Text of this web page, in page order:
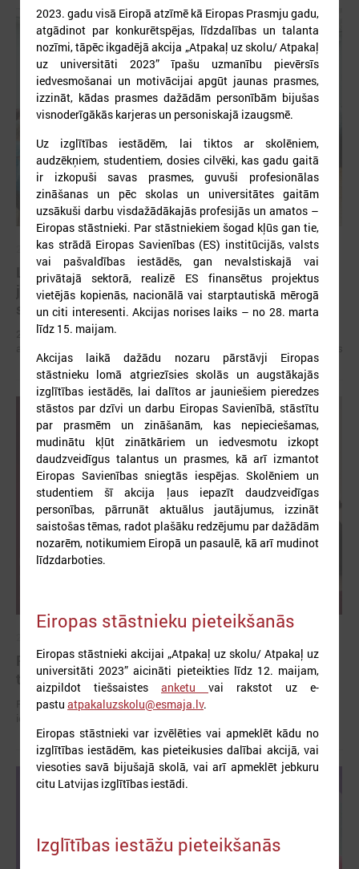
2026. gada 03. jūlijs
LPS un IZM vienojas turpināt darbu pie jaunatnes
jomas profesionālās attīstības un cilvēkresursu
stiprināšanas
2026. gada 29. jūnijā LPS un IZM ikgadējās sarunās pirmo reizi kā
Pašvaldībās uzlabojas darba ar jaunatni kvalitāte,
taču joprojām aktuāls ir cilvēkresursu jautājums
Publicēts 2025. gada pašvērtējuma apkopojums "Vienots kvalitātes
2023. gadu visā Eiropā atzīmē kā Eiropas Prasmju gadu,
atgādinot par konkurētspējas, līdzdalības un talanta
nozīmi, tāpēc ikgadējā akcija „Atpakaļ uz skolu/ Atpakaļ
uz universitāti 2023” īpašu uzmanību pievērsīs
iedvesmošanai un motivācijai apgūt jaunas prasmes,
izzināt, kādas prasmes dažādām personībām bijušas
visnoderīgākās karjeras un personiskajā izaugsmē.
Uz izglītības iestādēm, lai tiktos ar skolēniem,
audzēkņiem, studentiem, dosies cilvēki, kas gadu gaitā
ir izkopuši savas prasmes, guvuši profesionālas
zināšanas un pēc skolas un universitātes gaitām
uzsākuši darbu visdažādākajās profesijās un amatos –
Eiropas stāstnieki. Par stāstniekiem šogad kļūs gan tie,
kas strādā Eiropas Savienības (ES) institūcijās, valsts
vai pašvaldības iestādēs, gan nevalstiskajā vai
privātajā sektorā, realizē ES finansētus projektus
vietējās kopienās, nacionālā vai starptautiskā mērogā
un citi interesenti. Akcijas norises laiks – no 28. marta
līdz 15. maijam.
Akcijas laikā dažādu nozaru pārstāvji Eiropas
stāstnieku lomā atgriezīsies skolās un augstākajās
izglītības iestādēs, lai dalītos ar jauniešiem pieredzes
stāstos par dzīvi un darbu Eiropas Savienībā, stāstītu
par prasmēm un zināšanām, kas nepieciešamas,
mudinātu kļūt zinātkāriem un iedvesmotu izkopt
daudzveidīgus talantus un prasmes, kā arī izmantot
Eiropas Savienības sniegtās iespējas. Skolēniem un
studentiem šī akcija ļaus iepazīt daudzveidīgas
personības, pārrunāt aktuālus jautājumus, izzināt
saistošas tēmas, radot plašāku redzējumu par dažādām
nozarēm, notikumiem Eiropā un pasaulē, kā arī mudinot
līdzdarboties.
Eiropas stāstnieku pieteikšanās
Eiropas stāstnieki akcijai „Atpakaļ uz skolu/ Atpakaļ uz
universitāti 2023” aicināti pieteikties līdz 12. maijam,
aizpildot tiešsaistes anketu vai rakstot uz e-
pastu atpakaluzskolu@esmaja.lv.
Eiropas stāstnieki var izvēlēties vai apmeklēt kādu no
izglītības iestādēm, kas pieteikusies dalībai akcijā, vai
viesoties savā bijušajā skolā, vai arī apmeklēt jebkuru
citu Latvijas izglītības iestādi.
Izglītības iestāžu pieteikšanās